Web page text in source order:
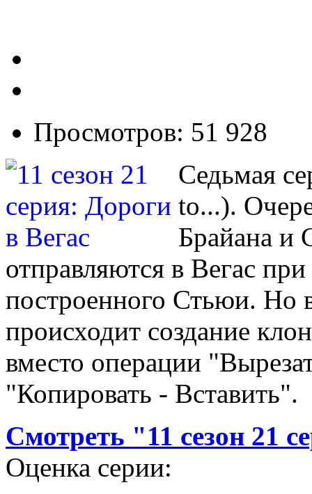
Просмотров: 51 928
Седьмая
to...).
Брайана и
отправляются в Вегас
построенного Стьюи. Но
происходит создание
вместо операции
"Копировать - Вставить".
Смотреть "11 сезон 21
Оценка серии: